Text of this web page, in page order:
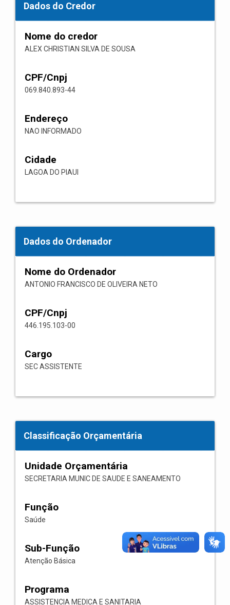
Dados do Credor
Nome do credor
ALEX CHRISTIAN SILVA DE SOUSA
CPF/Cnpj
069.840.893-44
Endereço
NAO INFORMADO
Cidade
LAGOA DO PIAUI
Dados do Ordenador
Nome do Ordenador
ANTONIO FRANCISCO DE OLIVEIRA NETO
CPF/Cnpj
446.195.103-00
Cargo
SEC ASSISTENTE
Classificação Orçamentária
Unidade Orçamentária
SECRETARIA MUNIC DE SAUDE E SANEAMENTO
Função
Saúde
Sub-Função
Atenção Básica
Programa
ASSISTENCIA MEDICA E SANITARIA